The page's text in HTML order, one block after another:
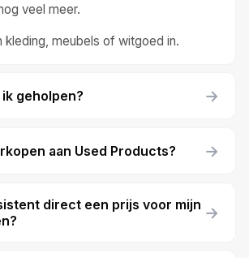
veel meer.
kleding, meubels of witgoed in.
geholpen? →
aan Used Products? →
direct een prijs voor mijn →